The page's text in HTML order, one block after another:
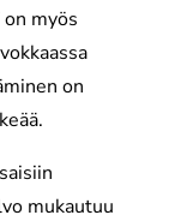
myös
on
mukautuu